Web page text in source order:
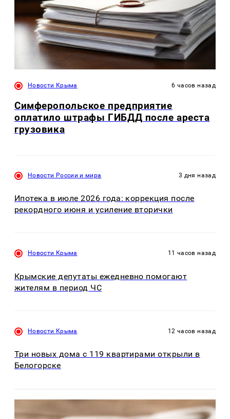
Новости Крыма 6 часов назад
Симферопольское предприятие
оплатило штрафы ГИБДД после ареста
грузовика
Новости России и мира 3 дня назад
Ипотека в июле 2026 года: коррекция после
рекордного июня и усиление вторички
Новости Крыма 11 часов назад
Крымские депутаты ежедневно помогают
жителям в период ЧС
Новости Крыма 12 часов назад
Три новых дома с 119 квартирами открыли в
Белогорске